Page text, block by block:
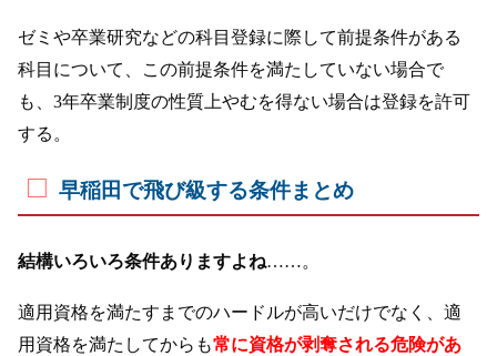
ゼミや卒業研究などの科目登録に際して前提条件がある
科目について、この前提条件を満たしていない場合で
も、3年卒業制度の性質上やむを得ない場合は登録を許可
する。
早稲田で飛び級する条件まとめ
結構いろいろ条件ありますよね……。
適用資格を満たすまでのハードルが高いだけでなく、適
用資格を満たしてからも常に資格が剥奪される危険があ